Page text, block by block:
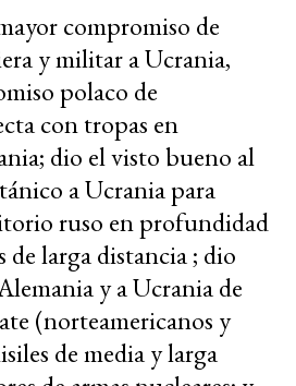
compromiso de
y militar a Ucrania,
polaco de
con tropas en
dio el visto bueno al
a Ucrania para
ruso en profundidad
larga distancia ; dio
y a Ucrania de
(norteamericanos y
de media y larga